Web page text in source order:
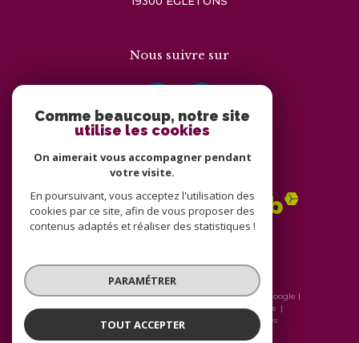
Nous suivre sur
Adhérents
© 2026 | Tous droits réservés | Traduction powered by Google |
Nos honoraires
Plan du site
Mentions légales
Admin
Nos liens Politique RGPD Cookies
Comme beaucoup, notre site
utilise les cookies
On aimerait vous accompagner pendant
votre visite.
En poursuivant, vous acceptez l'utilisation des
cookies par ce site, afin de vous proposer des
contenus adaptés et réaliser des statistiques !
PARAMÉTRER
TOUT ACCEPTER